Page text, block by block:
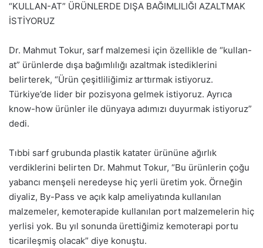
“KULLAN-AT” ÜRÜNLERDE DIŞA BAĞIMLILIĞI AZALTMAK
İSTİYORUZ
Dr. Mahmut Tokur, sarf malzemesi için özellikle de “kullan-
at” ürünlerde dışa bağımlılığı azaltmak istediklerini
belirterek, “Ürün çeşitliliğimiz arttırmak istiyoruz.
Türkiye’de lider bir pozisyona gelmek istiyoruz. Ayrıca
know-how ürünler ile dünyaya adımızı duyurmak istiyoruz”
dedi.
Tıbbi sarf grubunda plastik katater ürününe ağırlık
verdiklerini belirten Dr. Mahmut Tokur, “Bu ürünlerin çoğu
yabancı menşeli neredeyse hiç yerli üretim yok. Örneğin
diyaliz, By-Pass ve açık kalp ameliyatında kullanılan
malzemeler, kemoterapide kullanılan port malzemelerin hiç
yerlisi yok. Bu yıl sonunda ürettiğimiz kemoterapi portu
ticarileşmiş olacak” diye konuştu.